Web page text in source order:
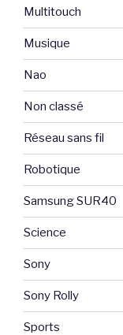
Multitouch
Musique
Nao
Non classé
Réseau sans fil
Robotique
Samsung SUR40
Science
Sony
Sony Rolly
Sports